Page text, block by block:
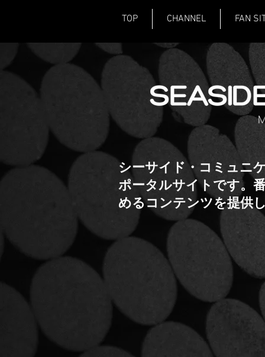
TOP CHANNEL FAN
シーサイド・コミュニ
ポータルサイトです。
めるコンテンツを提供